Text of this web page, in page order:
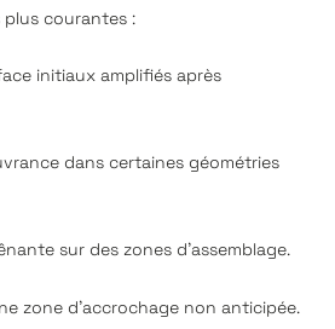
plus courantes :
initiaux amplifiés après
dans certaines géométries
sur des zones d’assemblage.
zone d’accrochage non anticipée.